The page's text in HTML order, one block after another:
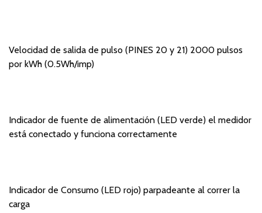
Velocidad de salida de pulso (PINES 20 y 21) 2000 pulsos
por kWh (0.5Wh/imp)
Indicador de fuente de alimentación (LED verde) el medidor
está conectado y funciona correctamente
Indicador de Consumo (LED rojo) parpadeante al correr la
carga